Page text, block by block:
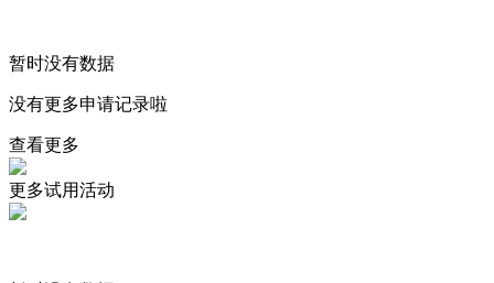
暂时没有数据
没有更多申请记录啦
查看更多
更多试用活动